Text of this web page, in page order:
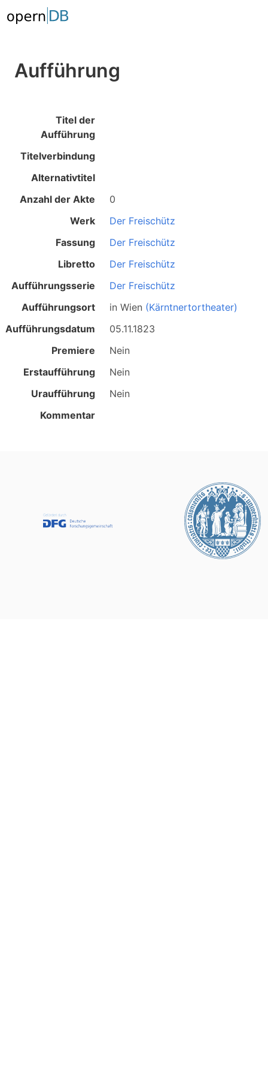
Aufführung
Titel der
Aufführung
Titelverbindung
Alternativtitel
Anzahl der Akte
0
Werk
Der Freischütz
Fassung
Der Freischütz
Libretto
Der Freischütz
Aufführungsserie
Der Freischütz
Aufführungsort
inWien (Kärntnertortheater)
Aufführungsdatum
05.11.1823
Premiere
Nein
Erstaufführung
Nein
Uraufführung
Nein
Kommentar